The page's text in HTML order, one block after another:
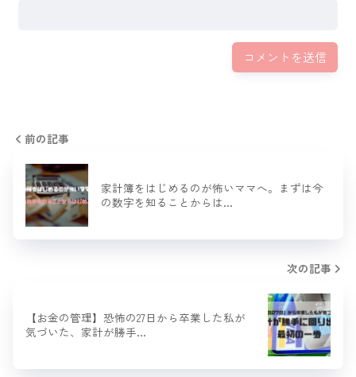
前の記事
家計簿をはじめるのが怖いママへ。まずは今
の数字を知ることからは…
次の記事
【お金の管理】恐怖の27日から卒業した私が
気づいた、家計が勝手…